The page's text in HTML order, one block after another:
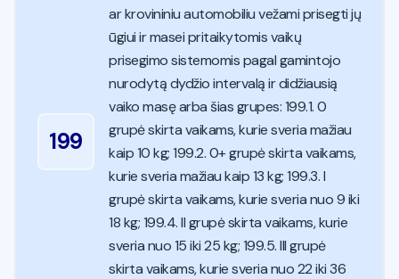
199
ar krovininiu automobiliu vežami prisegti jų
ūgiui ir masei pritaikytomis vaikų
prisegimo sistemomis pagal gamintojo
nurodytą dydžio intervalą ir didžiausią
vaiko masę arba šias grupes: 199.1. 0
grupė skirta vaikams, kurie sveria mažiau
kaip 10 kg; 199.2. 0+ grupė skirta vaikams,
kurie sveria mažiau kaip 13 kg; 199.3. I
grupė skirta vaikams, kurie sveria nuo 9 iki
18 kg; 199.4. II grupė skirta vaikams, kurie
sveria nuo 15 iki 25 kg; 199.5. III grupė
skirta vaikams, kurie sveria nuo 22 iki 36